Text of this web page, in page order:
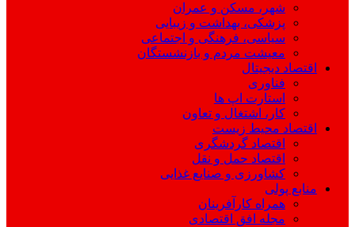
شهر، مسکن و عمران
پزشکی، بهداشت و زیبایی
سیاسی، فرهنگی و اجتماعی
معیشت مردم و بازنشستگان
اقتصاد دیجیتال
فناوری
استارت اپ ها
کار، اشتغال و تعاون
اقتصاد محیط زیست
اقتصاد گردشگری
اقتصاد حمل و نقل
کشاورزی و صنایع غذایی
منابع پولی
همراه کارآفرینان
مجله افق اقتصادی